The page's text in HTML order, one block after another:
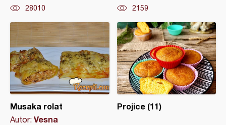
28010 2159
Musaka rolat
Autor: Vesna
Projice (11)